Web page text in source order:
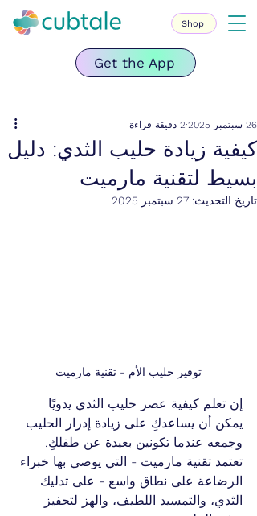
Get the App
Shop
كيفية زيادة حليب الثدي: دليل
بسيط لتقنية مارميت
26 سبتمبر 2025 2 دقيقة قراءة
تاريخ التحديث: 27 سبتمبر 2025
توفير حليب الأم - تقنية مارميت
إن تعلم كيفية عصر حليب الثدي يدويًا
يمكن أن يساعدكِ على زيادة إدرار الحليب
وجمعه عندما تكونين بعيدة عن طفلكِ.
تعتمد تقنية مارميت - التي يوصي بها خبراء
الرضاعة على نطاق واسع - على تدليك
الثدي، والتمسيد اللطيف، والهز لتحفيز